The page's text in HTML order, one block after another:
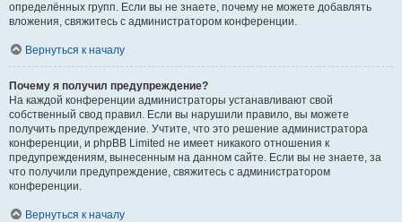
определённых групп. Если вы не знаете, почему не можете добавлять
вложения, свяжитесь с администратором конференции.
Вернуться к началу
Почему я получил предупреждение?
На каждой конференции администраторы устанавливают свой
собственный свод правил. Если вы нарушили правило, вы можете
получить предупреждение. Учтите, что это решение администратора
конференции, и phpBB Limited не имеет никакого отношения к
предупреждениям, вынесенным на данном сайте. Если вы не знаете, за
что получили предупреждение, свяжитесь с администратором
конференции.
Вернуться к началу